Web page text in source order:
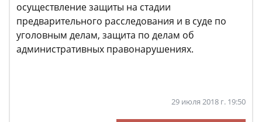
осуществление защиты на стадии
предварительного расследования и в суде по
уголовным делам, защита по делам об
административных правонарушениях.
29 июля 2018 г. 19:50